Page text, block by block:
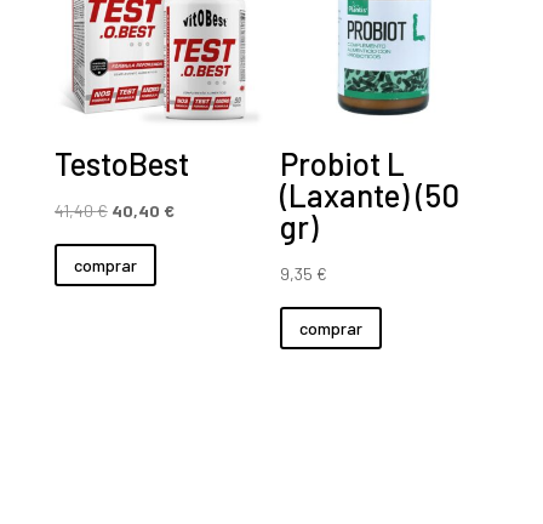
TestoBest
41,40€ El
precio
original
40,40 €El
comprar
Probiot L
(Laxante) (50
gr)
9,35 €
comprar